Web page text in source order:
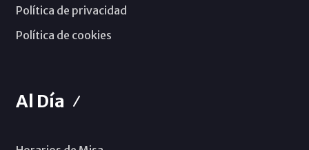
Política de privacidad
Política de cookies
Al Día